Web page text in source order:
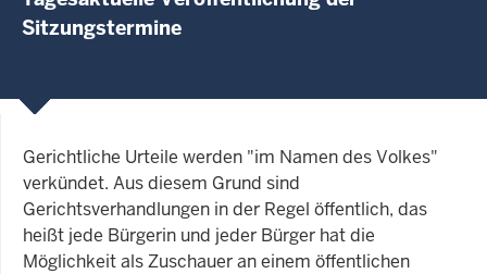
Sitzungstermine
Gerichtliche Urteile werden "im Namen des Volkes"
verkündet. Aus diesem Grund sind
Gerichtsverhandlungen in der Regel öffentlich, das
heißt jede Bürgerin und jeder Bürger hat die
Möglichkeit als Zuschauer an einem öffentlichen